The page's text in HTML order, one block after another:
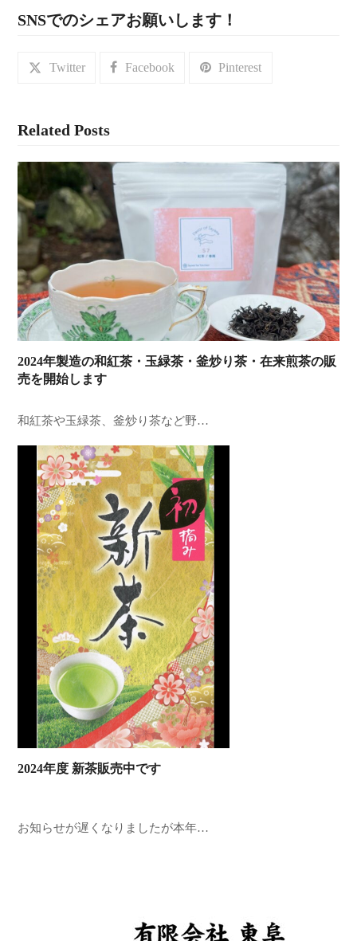
SNSでのシェアお願いします！
Twitter Facebook Pinterest
Related Posts
2024年製造の和紅茶・玉緑茶・釜炒り茶・在来煎茶の販
売を開始します
和紅茶や玉緑茶、釜炒り茶など野…
2024年度 新茶販売中です
お知らせが遅くなりましたが本年…